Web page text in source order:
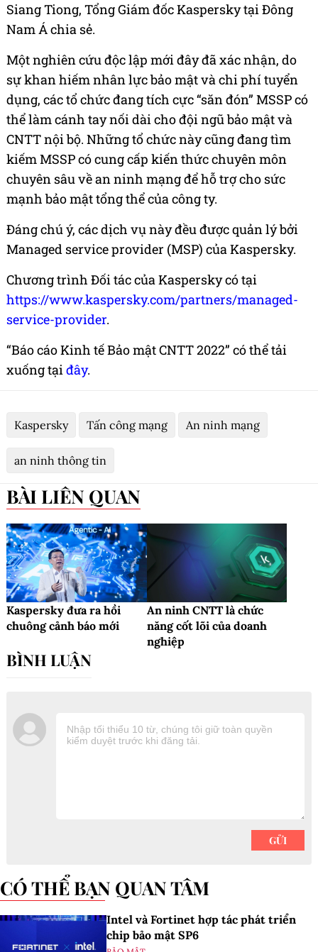
Siang Tiong, Tổng Giám đốc Kaspersky tại Đông
Nam Á chia sẻ.
Một nghiên cứu độc lập mới đây đã xác nhận, do
sự khan hiếm nhân lực bảo mật và chi phí tuyển
dụng, các tổ chức đang tích cực “săn đón” MSSP có
thể làm cánh tay nối dài cho đội ngũ bảo mật và
CNTT nội bộ. Những tổ chức này cũng đang tìm
kiếm MSSP có cung cấp kiến thức chuyên môn
chuyên sâu về an ninh mạng để hỗ trợ cho sức
mạnh bảo mật tổng thể của công ty.
Đáng chú ý, các dịch vụ này đều được quản lý bởi
Managed service provider (MSP) của Kaspersky.
Chương trình Đối tác của Kaspersky có tại
https://www.kaspersky.com/partners/managed-
service-provider.
“Báo cáo Kinh tế Bảo mật CNTT 2022” có thể tải
xuống tạiđây.
Kaspersky Tấn công mạng An ninh mạng
an ninh thông tin
BÀI LIÊN QUAN
Kaspersky đưa ra hồi
chuông cảnh báo mới
An ninh CNTT là chức
năng cốt lõi của doanh
nghiệp
CÓ THỂ BẠN QUAN TÂM
Intel và Fortinet hợp tác phát triển
chip bảo mật SP6